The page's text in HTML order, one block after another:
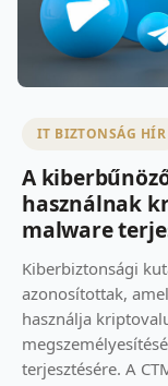
IT BIZTONSÁG HÍR
A
használnak
malware
Kiberbiztonsági
azonosítottak,
használja
terjesztésére. A